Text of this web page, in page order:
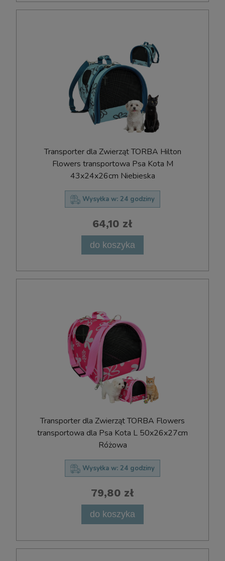
Transporter dla Zwierząt TORBA Hilton
Flowers transportowa Psa Kota M
43x24x26cm Niebieska
Wysyłka w: 24 godziny
64,10 zł
do koszyka
Transporter dla Zwierząt TORBA Flowers
transportowa dla Psa Kota L 50x26x27cm
Różowa
Wysyłka w: 24 godziny
79,80 zł
do koszyka